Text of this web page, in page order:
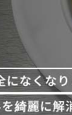
になくな
綺麗に解